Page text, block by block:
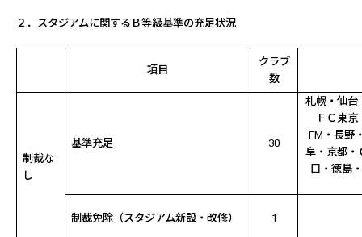
２．スタジアムに関するＢ等級基準の充足状況
項目
クラブ
数
制裁な
し
基準充足 30
札幌・仙台
ＦＣ東
FM・長野
阜・京都・
口・徳島
制裁免除（スタジアム新設・改修） 1